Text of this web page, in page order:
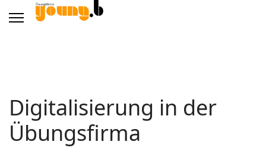
Digitalisierung in der
Übungsfirma